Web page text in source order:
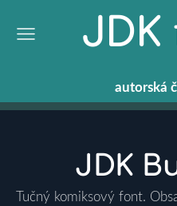
autorská
JDK
Tučný komiksový font.